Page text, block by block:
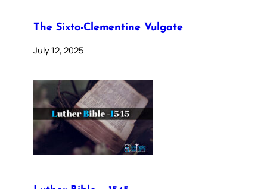
The Sixto-Clementine Vulgate
July 12, 2025